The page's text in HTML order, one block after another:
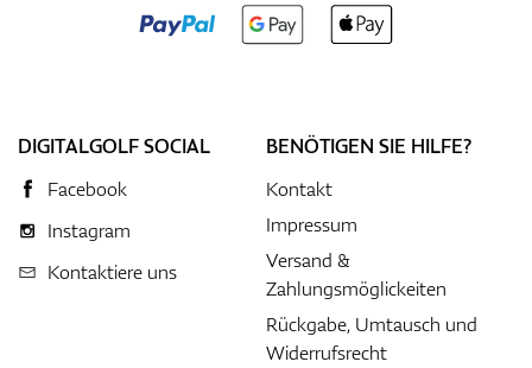
DIGITALGOLF SOCIAL
Facebook
Instagram
Kontaktiere uns
BENÖTIGEN SIE HILFE?
Kontakt
Impressum
Versand &
Zahlungsmöglickeiten
Rückgabe, Umtausch und
Widerrufsrecht